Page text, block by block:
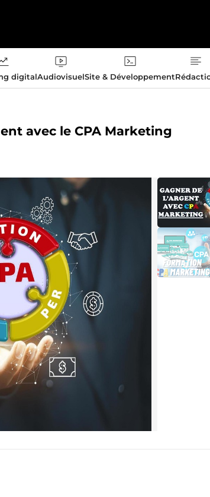
digitalAudiovisuelSite & Développement
avec le CPA Marketing